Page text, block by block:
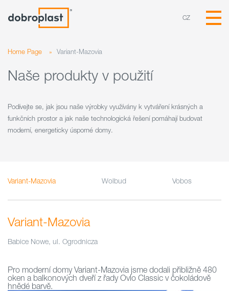
CZ
Home Page » Variant-Mazovia
Naše produkty v použití
Podívejte se, jak jsou naše výrobky využívány k vytváření krásných a
funkčních prostor a jak naše technologická řešení pomáhají budovat
moderní, energeticky úsporné domy.
Variant-Mazovia Wolbud Vobos
Variant-Mazovia
Babice Nowe, ul. Ogrodnicza
Pro moderní domy Variant-Mazovia jsme dodali přibližně 480
oken a balkonových dveří z řady Ovlo Classic v čokoládově
hnědé barvě.